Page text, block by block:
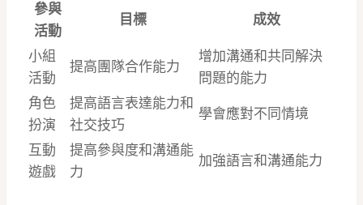
參與
活動
目標 成效
小組
活動
提高團隊合作能力
增加溝通和共同解決
問題的能力
角色
扮演
提高語言表達能力和
社交技巧
學會應對不同情境
互動
遊戲
提高參與度和溝通能
力
加強語言和溝通能力